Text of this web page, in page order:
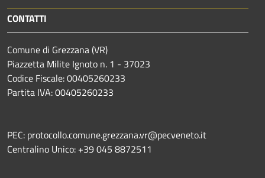
CONTATTI
Comune di Grezzana (VR)
Piazzetta Milite Ignoto n. 1 - 37023
Codice Fiscale: 00405260233
Partita IVA: 00405260233
PEC: protocollo.comune.grezzana.vr@pecveneto.it
Centralino Unico: +39 045 8872511